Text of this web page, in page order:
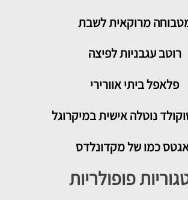
מרוקאית לשבת
רוטב עגבניות לפיצה
פלאפל ביתי אוורירי
נוטלה אישית במיקרוגל
כמו של מקדונלדס
פופולריות